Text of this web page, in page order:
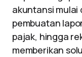
akuntansi
pembuatan
pajak, hingga
memberikan